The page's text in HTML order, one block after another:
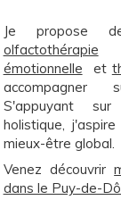
Je propose
olfactothérapie
émotionnelle et
accompagner
S'appuyant
holistique,
mieux-être global.
Venez découvrir
dans le Puy-de-